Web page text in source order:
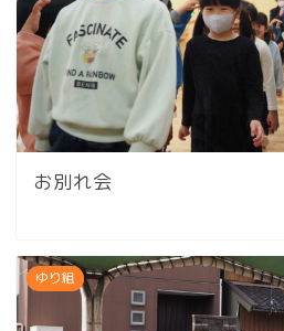
お別れ会
ゆり組